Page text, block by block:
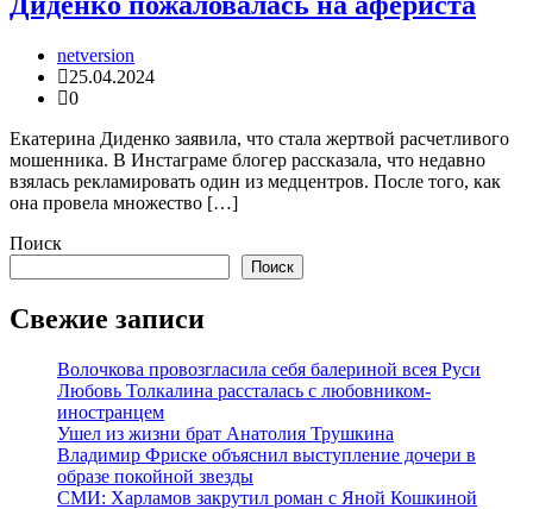
netversion
25.04.2024
0
Екатерина Диденко заявила, что стала жертвой расчетливого
мошенника. В Инстаграме блогер рассказала, что недавно
взялась рекламировать один из медцентров. После того, как
она провела множество […]
Поиск
Поиск
Свежие записи
Волочкова провозгласила себя балериной всея Руси
Любовь Толкалина рассталась с любовником-
иностранцем
Ушел из жизни брат Анатолия Трушкина
Владимир Фриске объяснил выступление дочери в
образе покойной звезды
СМИ: Харламов закрутил роман с Яной Кошкиной